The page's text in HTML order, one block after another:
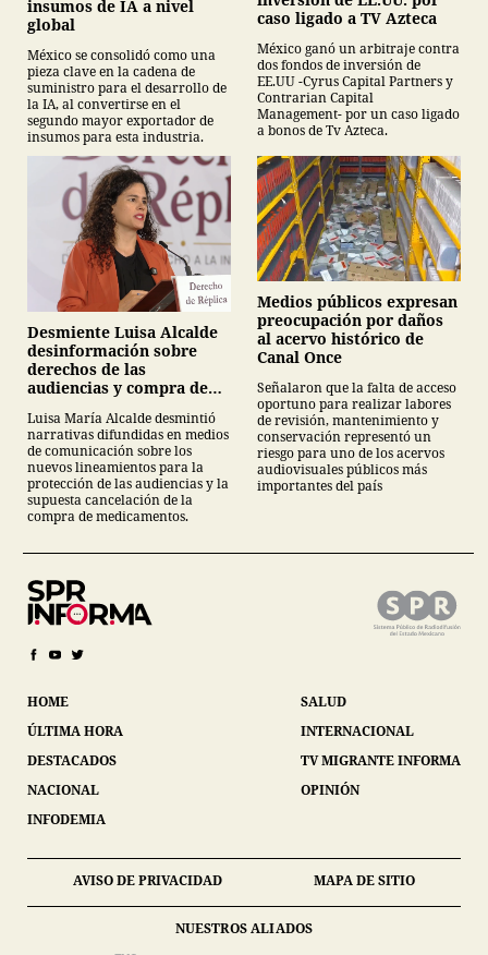
insumos de IA a nivel
global
México se consolidó como una
pieza clave en la cadena de
suministro para el desarrollo de
la IA, al convertirse en el
segundo mayor exportador de
insumos para esta industria.
caso ligado a TV Azteca
México ganó un arbitraje contra
dos fondos de inversión de
EE.UU -Cyrus Capital Partners y
Contrarian Capital
Management- por un caso ligado
a bonos de Tv Azteca.
Desmiente Luisa Alcalde
desinformación sobre
derechos de las
audiencias y compra de
Luisa María Alcalde desmintió
narrativas difundidas en medios
de comunicación sobre los
nuevos lineamientos para la
protección de las audiencias y la
supuesta cancelación de la
compra de medicamentos.
Medios públicos expresan
preocupación por daños
al acervo histórico de
Canal Once
Señalaron que la falta de acceso
oportuno para realizar labores
de revisión, mantenimiento y
conservación representó un
riesgo para uno de los acervos
audiovisuales públicos más
importantes del país
HOME
ÚLTIMA HORA
DESTACADOS
NACIONAL
INFODEMIA
SALUD
INTERNACIONAL
TV MIGRANTE INFORMA
OPINIÓN
AVISO DE PRIVACIDAD MAPA DE SITIO
NUESTROS ALIADOS